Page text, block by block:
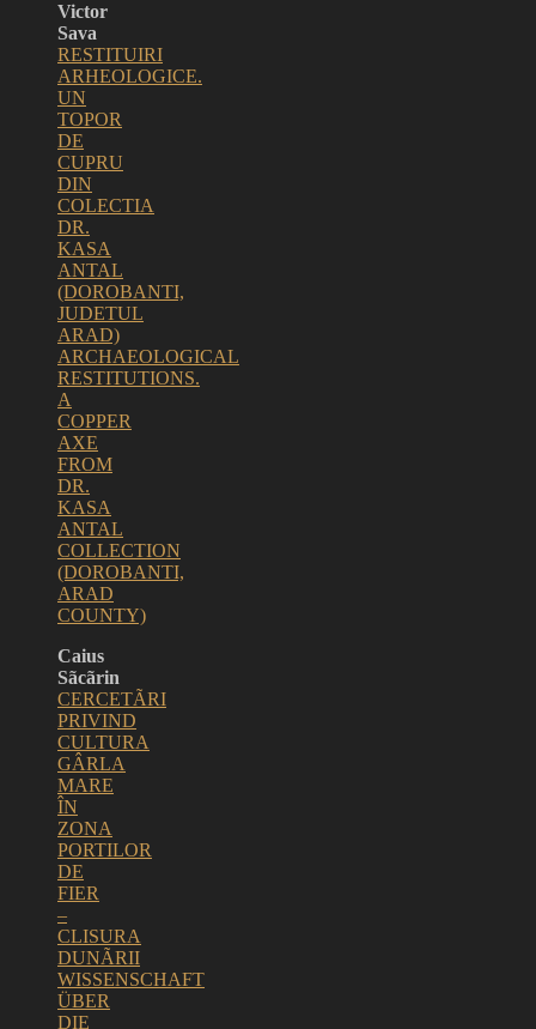
Victor
Sava
RESTITUIRI
ARHEOLOGICE.
UN
TOPOR
DE
CUPRU
DIN
COLECTIA
DR.
KASA
ANTAL
(DOROBANTI,
JUDETUL
ARAD)
ARCHAEOLOGICAL
RESTITUTIONS.
A
COPPER
AXE
FROM
DR.
KASA
ANTAL
COLLECTION
(DOROBANTI,
ARAD
COUNTY)
Caius
Sãcãrin
CERCETÃRI
PRIVIND
CULTURA
GÂRLA
MARE
ÎN
ZONA
PORTILOR
DE
FIER
–
CLISURA
DUNÃRII
WISSENSCHAFT
ÜBER
DIE